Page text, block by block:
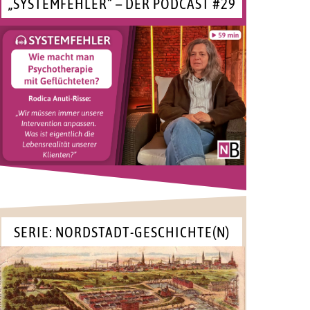
„SYSTEMFEHLER“ – DER PODCAST #29
SERIE: NORDSTADT-GESCHICHTE(N)